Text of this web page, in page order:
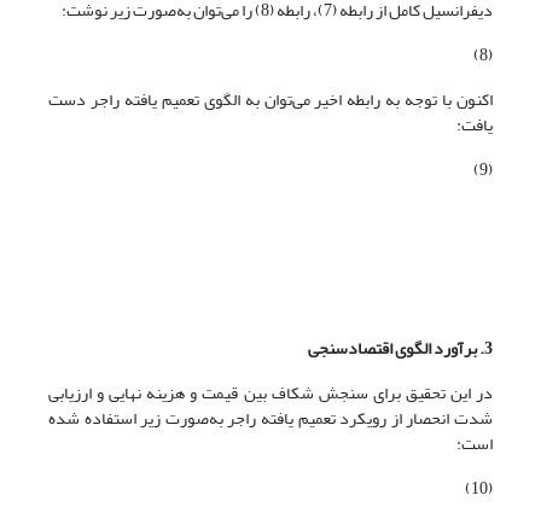
دیفرانسیل کامل از رابطه (7)، رابطه (8) را می‌توان به‌صورت زیر نوشت:
(8)
اکنون با توجه به رابطه اخیر می‌توان به الگوی تعمیم یافته راجر دست
یافت:
(9)
3. برآورد الگوی اقتصادسنجی
در این تحقیق برای سنجش شکاف بین قیمت و هزینه نهایی و ارزیابی
شدت انحصار از رویکرد تعمیم یافته راجر به‌صورت زیر استفاده شده
است:
(10)